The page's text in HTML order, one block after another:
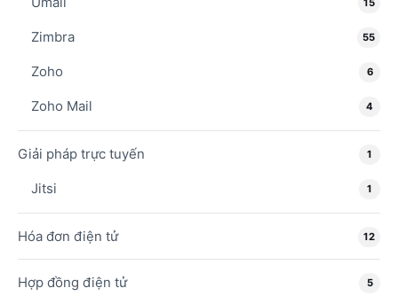
Zimbra 55
Zoho 6
Zoho Mail 4
Giải pháp trực tuyến 1
Jitsi 1
Hóa đơn điện tử 12
Hợp đồng điện tử 5